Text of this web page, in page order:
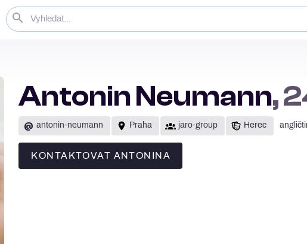
Antonin Neumann,
@ antonin-neumann Praha jaro-group Herec
KONTAKTOVAT ANTONINA